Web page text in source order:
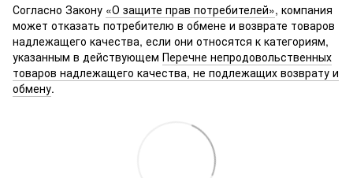
Согласно Закону «О защите прав потребителей», компания
может отказать потребителю в обмене и возврате товаров
надлежащего качества, если они относятся к категориям,
указанным в действующем Перечне непродовольственных
товаров надлежащего качества, не подлежащих возврату и
обмену.